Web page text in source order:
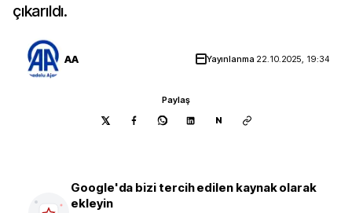
çıkarıldı.
AA Yayınlanma 22.10.2025, 19:34
Paylaş
N
Google'da bizi tercih edilen kaynak olarak
ekleyin